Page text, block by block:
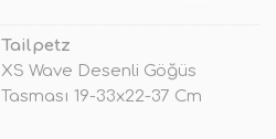
Tailpetz
XS Wave Desenli Göğüs
Tasması 19-33x22-37 Cm